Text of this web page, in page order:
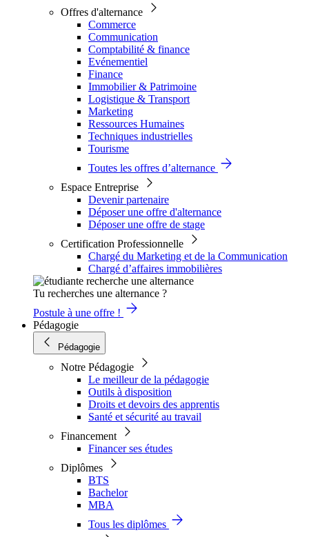
Offres d'alternance
Commerce
Communication
Comptabilité & finance
Evénementiel
Finance
Immobilier & Patrimoine
Logistique & Transport
Marketing
Ressources Humaines
Techniques industrielles
Tourisme
Toutes les offres d’alternance
Espace Entreprise
Devenir partenaire
Déposer une offre d'alternance
Déposer une offre de stage
Certification Professionnelle
Chargé du Marketing et de la Communication
Chargé d’affaires immobilières
Tu recherches une alternance ?
Postule à une offre !
Pédagogie
Pédagogie
Notre Pédagogie
Le meilleur de la pédagogie
Outils à disposition
Droits et devoirs des apprentis
Santé et sécurité au travail
Financement
Financer ses études
Diplômes
BTS
Bachelor
MBA
Tous les diplômes